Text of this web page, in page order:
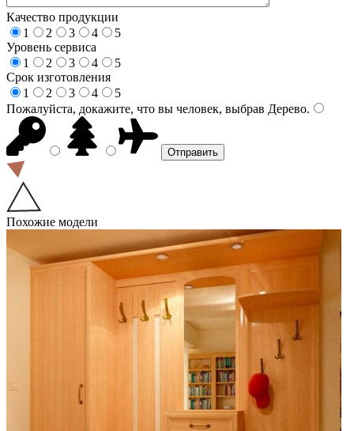
Качество продукции
1
2 3 4
5
Уровень сервиса
1
2 3 4
5
Срок изготовления
1
2 3 4
5
Пожалуйста, докажите, что вы человек, выбрав Дерево.
Похожие модели